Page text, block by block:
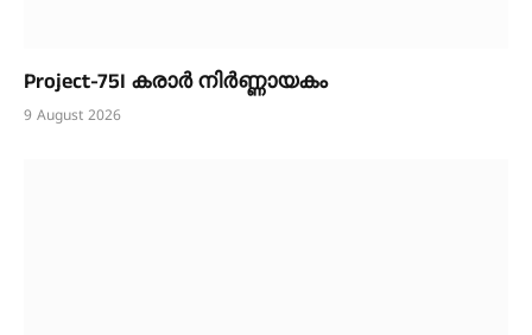
Project-75I കരാർ നിർണ്ണായകം
9 August 2026